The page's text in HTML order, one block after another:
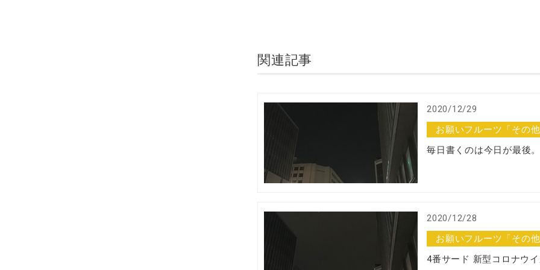
関連記事
2020/12/29
お願いフルーツ「その他
毎日書くのは今日が最後。
2020/12/28
お願いフルーツ「その他
4番サード 新型コロナウ